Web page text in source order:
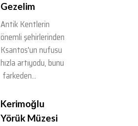
Gezelim
Antik Kentlerin
önemli şehirlerinden
Ksantos'un nufusu
hızla artıyodu, bunu
farkeden...
Kerimoğlu
Yörük Müzesi